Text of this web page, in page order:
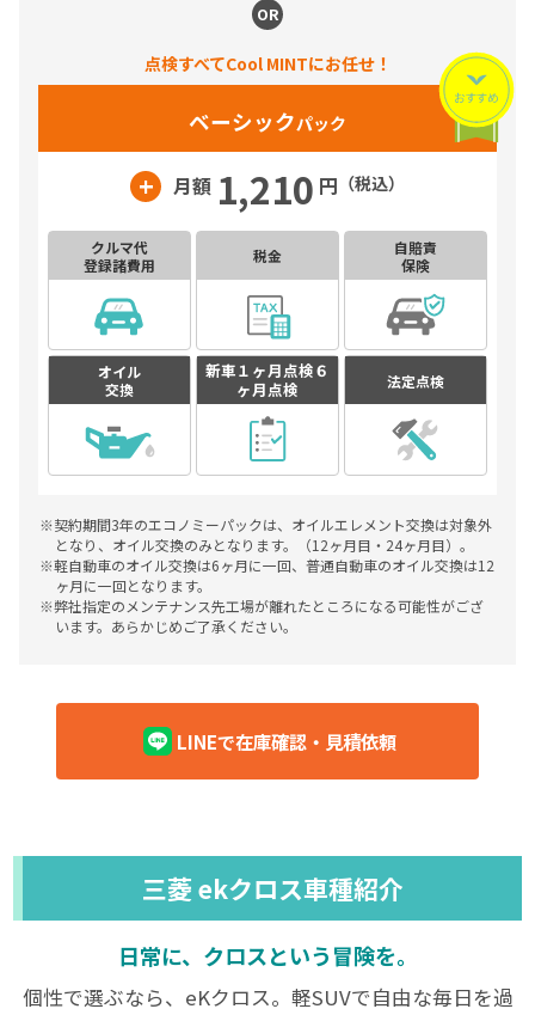
OR
点検すべてCool MINTにお任せ！
ベーシックパック
+ 月額 1,210 円 （税込）
クルマ代
登録諸費用
税金
自賠責
保険
オイル
交換
新車１ヶ月点検６
ヶ月点検
法定点検
※契約期間3年のエコノミーパックは、オイルエレメント交換は対象外
となり、オイル交換のみとなります。（12ヶ月目・24ヶ月目）。
※軽自動車のオイル交換は6ヶ月に一回、普通自動車のオイル交換は12
ヶ月に一回となります。
※弊社指定のメンテナンス先工場が離れたところになる可能性がござ
います。あらかじめご了承ください。
LINEで在庫確認・見積依頼
三菱 ekクロス車種紹介
日常に、クロスという冒険を。
個性で選ぶなら、eKクロス。軽SUVで自由な毎日を過